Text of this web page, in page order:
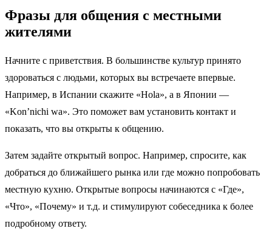
Фразы для общения с местными
жителями
Начните с приветствия. В большинстве культур принято
здороваться с людьми, которых вы встречаете впервые.
Например, в Испании скажите «Hola», а в Японии —
«Kon’nichi wa». Это поможет вам установить контакт и
показать, что вы открыты к общению.
Затем задайте открытый вопрос. Например, спросите, как
добраться до ближайшего рынка или где можно попробовать
местную кухню. Открытые вопросы начинаются с «Где»,
«Что», «Почему» и т.д. и стимулируют собеседника к более
подробному ответу.